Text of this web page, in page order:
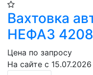
Вахтовка
НЕФАЗ
Цена по запросу
На сайте с 15.07.2026